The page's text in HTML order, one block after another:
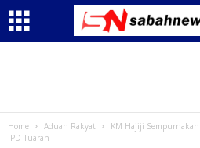
Home Aduan Rakyat
KM Hajiji
IPD Tuaran